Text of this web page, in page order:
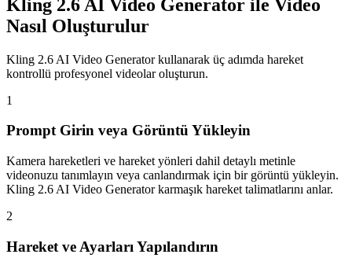
Kling 2.6 AI Video Generator ile Video
Nasıl Oluşturulur
Kling 2.6 AI Video Generator kullanarak üç adımda hareket
kontrollü profesyonel videolar oluşturun.
1
Prompt Girin veya Görüntü Yükleyin
Kamera hareketleri ve hareket yönleri dahil detaylı metinle
videonuzu tanımlayın veya canlandırmak için bir görüntü yükleyin.
Kling 2.6 AI Video Generator karmaşık hareket talimatlarını anlar.
2
Hareket ve Ayarları Yapılandırın